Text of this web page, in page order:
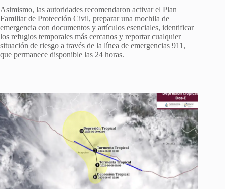
Asimismo, las autoridades recomendaron activar el Plan
Familiar de Protección Civil, preparar una mochila de
emergencia con documentos y artículos esenciales, identificar
los refugios temporales más cercanos y reportar cualquier
situación de riesgo a través de la línea de emergencias 911,
que permanece disponible las 24 horas.